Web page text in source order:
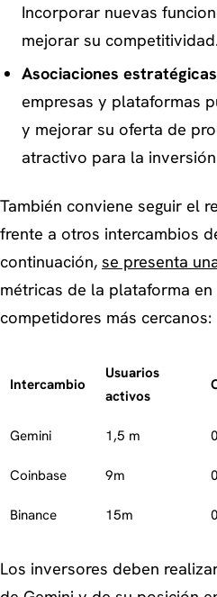
Incorporar nuevas
mejorar su
Asociaciones
empresas y plataformas
y mejorar su oferta de
atractivo para la
También conviene seguir el
frente a otros intercambios
continuación, se presenta
métricas de la plataforma
competidores más cercanos:
Intercambio
Usuarios
activos
Gemini 1,5 m
Coinbase 9m
Binance 15m
Los inversores deben